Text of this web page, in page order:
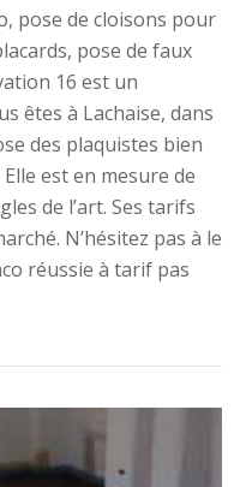
pose de cloisons pour
pose de faux
16 est un
êtes à Lachaise, dans
des plaquistes bien
est en mesure de
de l’art. Ses tarifs
N’hésitez pas à le
réussie à tarif pas